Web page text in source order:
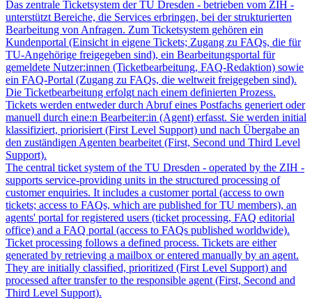
Das zentrale Ticketsystem der TU Dresden - betrieben vom ZIH -
unterstützt Bereiche, die Services erbringen, bei der strukturierten
Bearbeitung von Anfragen. Zum Ticketsystem gehören ein
Kundenportal (Einsicht in eigene Tickets; Zugang zu FAQs, die für
TU-Angehörige freigegeben sind), ein Bearbeitungsportal für
gemeldete Nutzer:innen (Ticketbearbeitung, FAQ-Redaktion) sowie
ein FAQ-Portal (Zugang zu FAQs, die weltweit freigegeben sind).
Die Ticketbearbeitung erfolgt nach einem definierten Prozess.
Tickets werden entweder durch Abruf eines Postfachs generiert oder
manuell durch eine:n Bearbeiter:in (Agent) erfasst. Sie werden initial
klassifiziert, priorisiert (First Level Support) und nach Übergabe an
den zuständigen Agenten bearbeitet (First, Second und Third Level
Support).
The central ticket system of the TU Dresden - operated by the ZIH -
supports service-providing units in the structured processing of
customer enquiries. It includes a customer portal (access to own
tickets; access to FAQs, which are published for TU members), an
agents' portal for registered users (ticket processing, FAQ editorial
office) and a FAQ portal (access to FAQs published worldwide).
Ticket processing follows a defined process. Tickets are either
generated by retrieving a mailbox or entered manually by an agent.
They are initially classified, prioritized (First Level Support) and
processed after transfer to the responsible agent (First, Second and
Third Level Support).